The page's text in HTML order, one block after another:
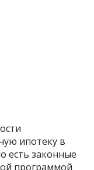
ипотеку в
есть законные
программой